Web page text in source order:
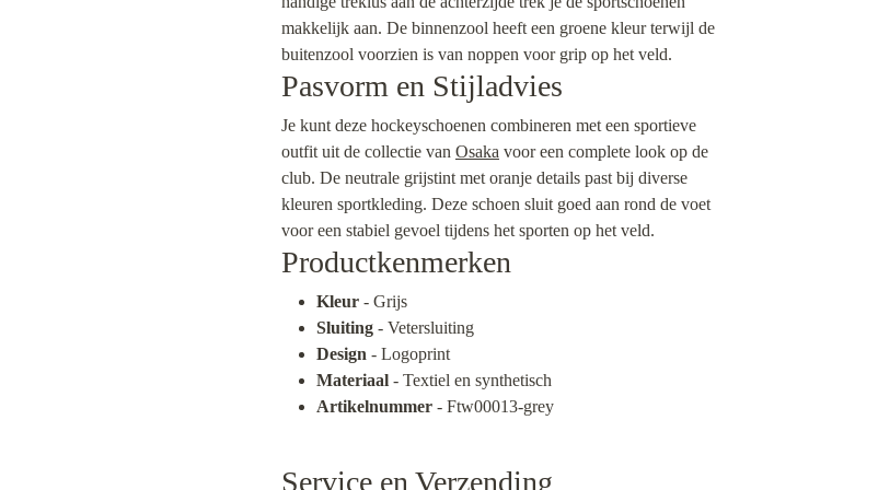
makkelijk aan. De binnenzool heeft een groene kleur terwijl de
buitenzool voorzien is van noppen voor grip op het veld.
Pasvorm en Stijladvies
Je kunt deze hockeyschoenen combineren met een sportieve
outfit uit de collectie van Osaka voor een complete look op de
club. De neutrale grijstint met oranje details past bij diverse
kleuren sportkleding. Deze schoen sluit goed aan rond de voet
voor een stabiel gevoel tijdens het sporten op het veld.
Productkenmerken
Kleur - Grijs
Sluiting - Vetersluiting
Design - Logoprint
Materiaal - Textiel en synthetisch
Artikelnummer - Ftw00013-grey
Service en Verzending